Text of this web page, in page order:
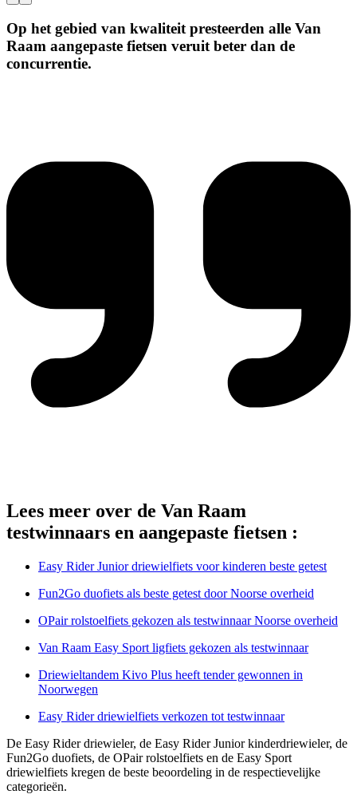
Op het gebied van kwaliteit presteerden alle Van
Raam aangepaste fietsen veruit beter dan de
concurrentie.
Lees meer over de Van Raam
testwinnaars en aangepaste fietsen :
Easy Rider Junior driewielfiets voor kinderen beste getest
Fun2Go duofiets als beste getest door Noorse overheid
OPair rolstoelfiets gekozen als testwinnaar Noorse overheid
Van Raam Easy Sport ligfiets gekozen als testwinnaar
Driewieltandem Kivo Plus heeft tender gewonnen in
Noorwegen
Easy Rider driewielfiets verkozen tot testwinnaar
De Easy Rider driewieler, de Easy Rider Junior kinderdriewieler, de
Fun2Go duofiets, de OPair rolstoelfiets en de Easy Sport
driewielfiets kregen de beste beoordeling in de respectievelijke
categorieën.